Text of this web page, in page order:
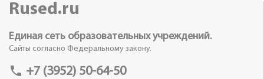
Rused.ru
Единая сеть образовательных учреждений.
Сайты согласно Федеральному закону.
phone +7 (3952) 50-64-50